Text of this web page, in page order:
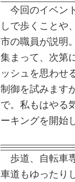
今回のイベン
しで歩くことや
市の職員が説明
集まって、次第
ッシュを思わせ
制御を試みます
で。私もはやる
ーキングを開始
歩道、自転車
車道もゆったり